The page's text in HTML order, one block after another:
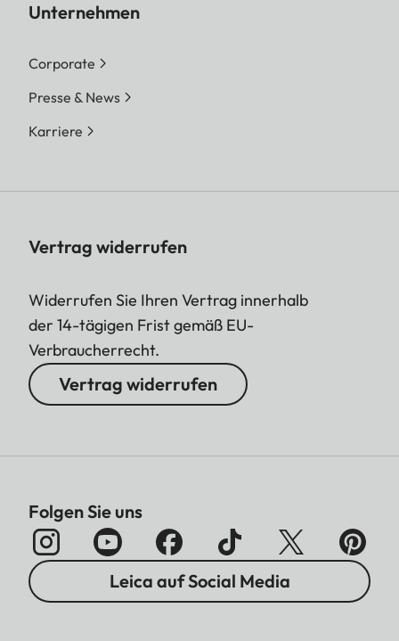
Unternehmen
Corporate
Presse & News
Karriere
Vertrag widerrufen
Widerrufen Sie Ihren Vertrag innerhalb
der 14-tägigen Frist gemäß EU-
Verbraucherrecht.
Vertrag widerrufen
Folgen Sie uns
Leica auf Social Media